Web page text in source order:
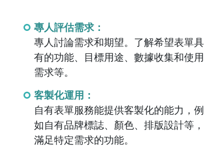
專人評估需求：
專人討論需求和期望。了解希望表單具
有的功能、目標用途、數據收集和使用
需求等。
客製化運用：
自有表單服務能提供客製化的能力，例
如自有品牌標誌、顏色、排版設計等，
滿足特定需求的功能。